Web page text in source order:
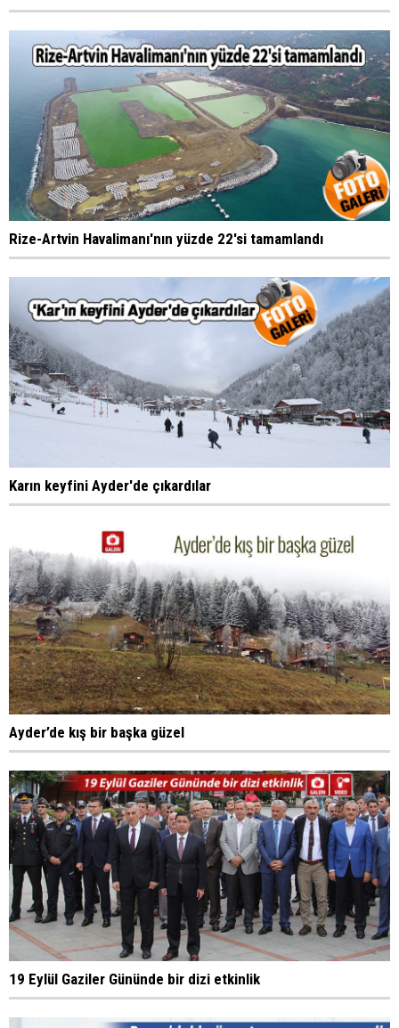
Rize-Artvin Havalimanı'nın yüzde 22'si tamamlandı
Karın keyfini Ayder'de çıkardılar
Ayder’de kış bir başka güzel
19 Eylül Gaziler Gününde bir dizi etkinlik